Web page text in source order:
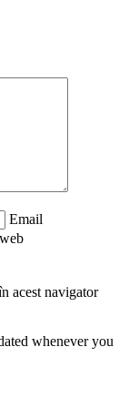
Email
acest navigator
whenever you